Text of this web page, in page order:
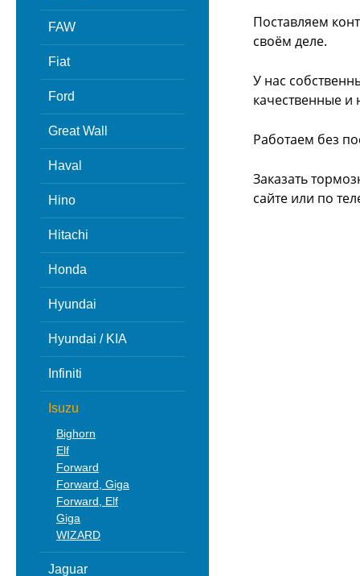
FAW
Fiat
Ford
Great Wall
Haval
Hino
Hitachi
Honda
Hyundai
Hyundai / KIA
Infiniti
Isuzu
Bighorn
Elf
Forward
Forward, Giga
Forward, Elf
Giga
WIZARD
Jaguar
Поставляем
своём деле.
У нас
качественные и
Работаем без
Заказать
сайте или по